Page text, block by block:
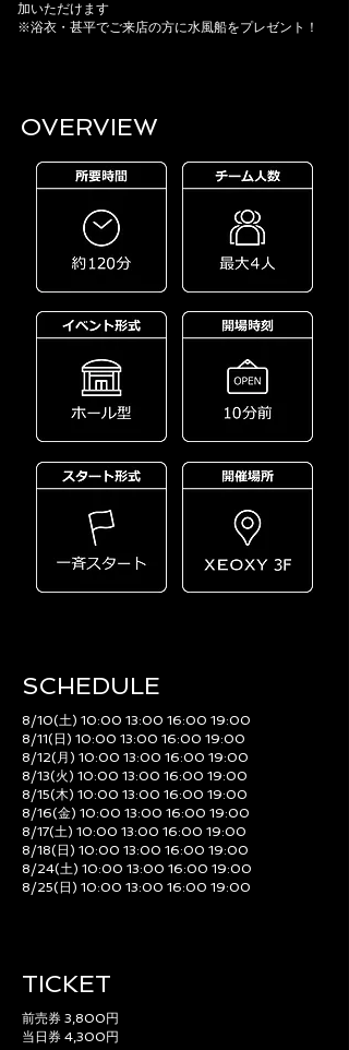
加いただけます
※浴衣・甚平でご来店の方に水風船をプレゼント！
OVERVIEW​
SCHEDULE​
8/10(土) 10:00 13:00 16:00 19:00
8/11(日) 10:00 13:00 16:00 19:00
8/12(月) 10:00 13:00 16:00 19:00
8/13(火) 10:00 13:00 16:00 19:00
8/15(木) 10:00 13:00 16:00 19:00
8/16(金) 10:00 13:00 16:00 19:00
8/17(土) 10:00 13:00 16:00 19:00
8/18(日) 10:00 13:00 16:00 19:00
8/24(土) 10:00 13:00 16:00 19:00
8/25(日) 10:00 13:00 16:00 19:00
TICKET
前売券 3,800円
当日券 4,300円